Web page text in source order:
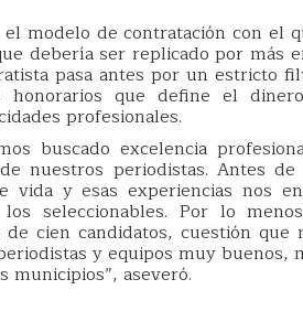
modelo de contratación con el
debería ser replicado por más
pasa antes por un estricto
que define el
profesionales.
buscado excelencia
nuestros periodistas. Antes
vida y esas experiencias nos
seleccionables. Por lo
cien candidatos, cuestión
y equipos muy buenos,
municipios”, aseveró.